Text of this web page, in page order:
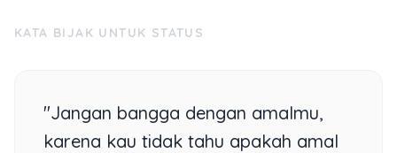
KATA BIJAK UNTUK STATUS
"Jangan bangga dengan amalmu,
karena kau tidak tahu apakah amal